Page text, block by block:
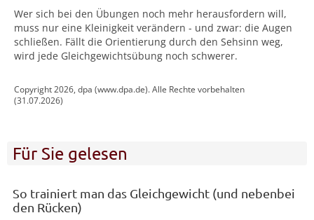
Wer sich bei den Übungen noch mehr herausfordern will,
muss nur eine Kleinigkeit verändern - und zwar: die Augen
schließen. Fällt die Orientierung durch den Sehsinn weg,
wird jede Gleichgewichtsübung noch schwerer.
Copyright 2026, dpa (www.dpa.de). Alle Rechte vorbehalten
(31.07.2026)
Für Sie gelesen
So trainiert man das Gleichgewicht (und nebenbei
den Rücken)